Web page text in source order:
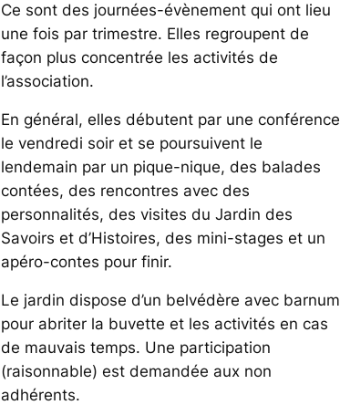
Ce sont des journées-évènement qui ont lieu
une fois par trimestre. Elles regroupent de
façon plus concentrée les activités de
l’association.
En général, elles débutent par une conférence
le vendredi soir et se poursuivent le
lendemain par un pique-nique, des balades
contées, des rencontres avec des
personnalités, des visites du Jardin des
Savoirs et d’Histoires, des mini-stages et un
apéro-contes pour finir.
Le jardin dispose d’un belvédère avec barnum
pour abriter la buvette et les activités en cas
de mauvais temps. Une participation
(raisonnable) est demandée aux non
adhérents.